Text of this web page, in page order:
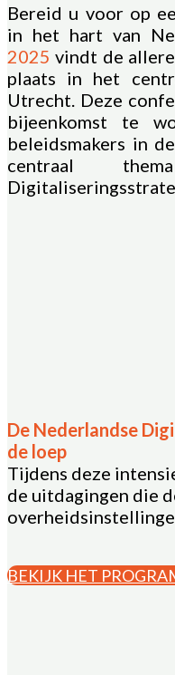
Bereid u voor op
in het hart van
2025 vindt de
plaats in het
Utrecht. Deze
bijeenkomst te
beleidsmakers in
centraal
De Nederlandse
de loep
Tijdens deze
de uitdagingen die
BEKIJK HET